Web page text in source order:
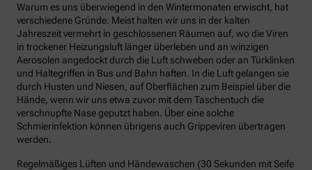
Warum es uns überwiegend in den Wintermonaten erwischt, hat
verschiedene Gründe. Meist halten wir uns in der kalten
Jahreszeit vermehrt in geschlossenen Räumen auf, wo die Viren
in trockener Heizungsluft länger überleben und an winzigen
Aerosolen angedockt durch die Luft schweben oder an Türklinken
und Haltegriffen in Bus und Bahn haften. In die Luft gelangen sie
durch Husten und Niesen, auf Oberflächen zum Beispiel über die
Hände, wenn wir uns etwa zuvor mit dem Taschentuch die
verschnupfte Nase geputzt haben. Über eine solche
Schmierinfektion können übrigens auch Grippeviren übertragen
werden.
Regelmäßiges Lüften und Händewaschen (30 Sekunden mit Seife